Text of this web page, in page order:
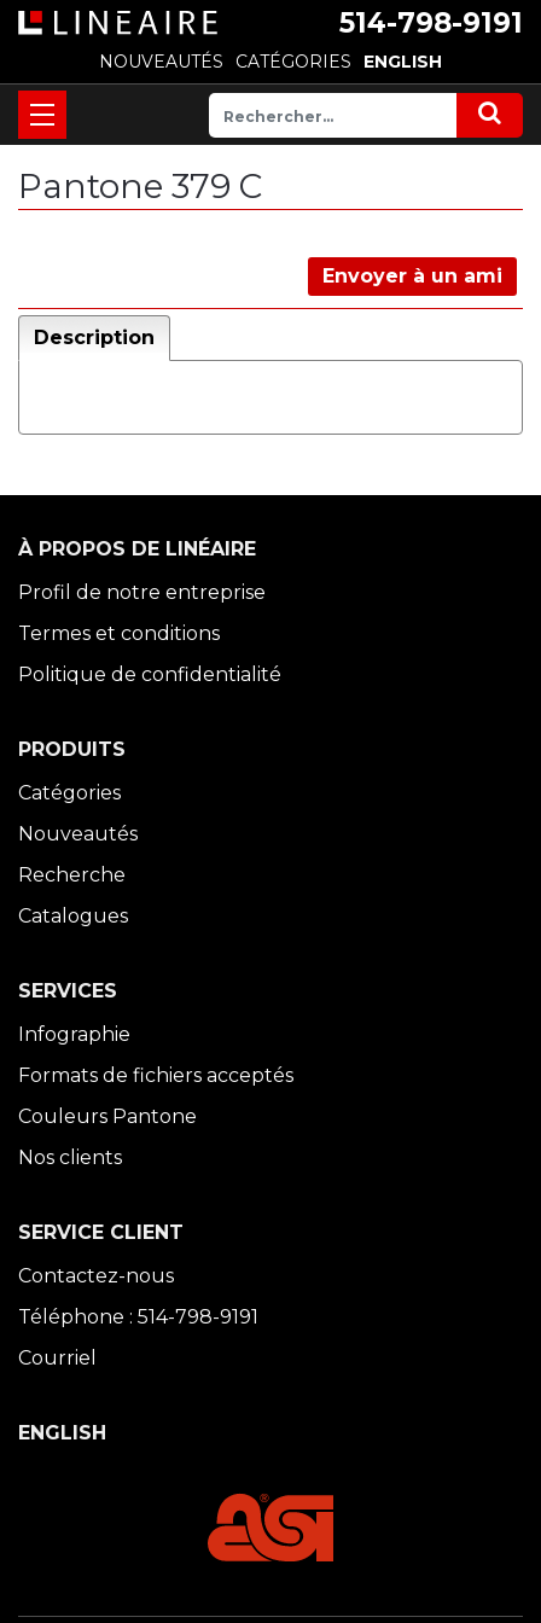
514-798-9191
NOUVEAUTÉS CATÉGORIES ENGLISH
Pantone 379 C
Envoyer à un ami
Description
À PROPOS DE LINÉAIRE
Profil de notre entreprise
Termes et conditions
Politique de confidentialité
PRODUITS
Catégories
Nouveautés
Recherche
Catalogues
SERVICES
Infographie
Formats de fichiers acceptés
Couleurs Pantone
Nos clients
SERVICE CLIENT
Contactez-nous
Téléphone : 514-798-9191
Courriel
ENGLISH